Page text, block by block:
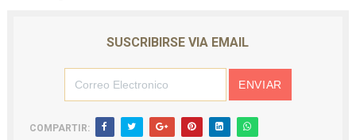
SUSCRIBIRSE VIA EMAIL
COMPARTIR: